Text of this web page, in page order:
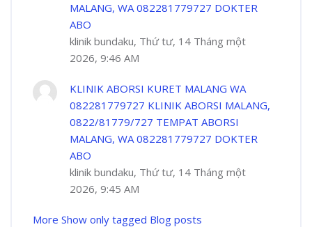
MALANG, WA 082281779727 DOKTER
ABO
klinik bundaku, Thứ tư, 14 Tháng một
2026, 9:46 AM
KLINIK ABORSI KURET MALANG WA
082281779727 KLINIK ABORSI MALANG,
0822/81779/727 TEMPAT ABORSI
MALANG, WA 082281779727 DOKTER
ABO
klinik bundaku, Thứ tư, 14 Tháng một
2026, 9:45 AM
More Show only tagged Blog posts